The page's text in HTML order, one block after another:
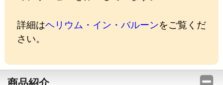
詳細はヘリウム・イン・バルーンをご覧くだ
さい。